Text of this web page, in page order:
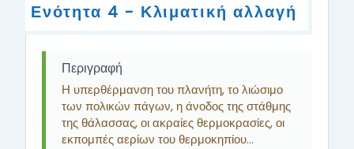
Ενότητα 4 - Κλιματική αλλαγή
Περιγραφή
Η υπερθέρμανση του πλανήτη, το λιώσιμο
των πολικών πάγων, η άνοδος της στάθμης
της θάλασσας, οι ακραίες θερμοκρασίες, οι
εκπομπές αερίων του θερμοκηπίου...